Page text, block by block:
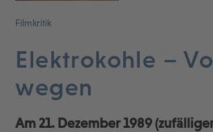
Filmkritik
Elektrokohle –
wegen
Am 21. Dezember 1989